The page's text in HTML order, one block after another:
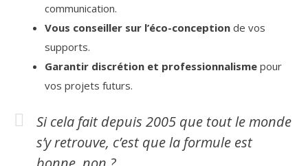
communication.
Vous conseiller sur l’éco-conception de vos
supports.
Garantir discrétion et professionnalisme pour
vos projets futurs.
Si cela fait depuis 2005 que tout le monde
s’y retrouve, c’est que la formule est